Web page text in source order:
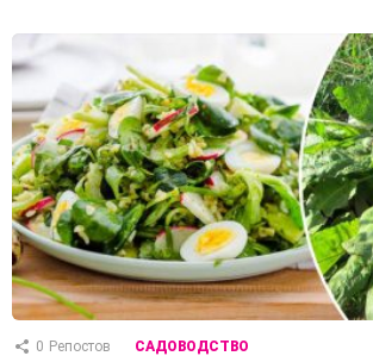
0 Репостов САДОВОДСТВО